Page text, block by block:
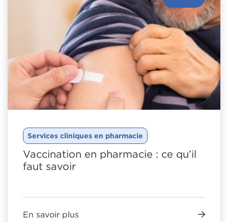
Services cliniques en pharmacie
Vaccination en pharmacie : ce qu’il
faut savoir
En savoir plus